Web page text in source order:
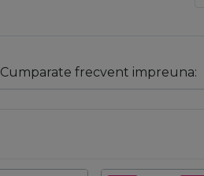
Cumparate frecvent impreuna: